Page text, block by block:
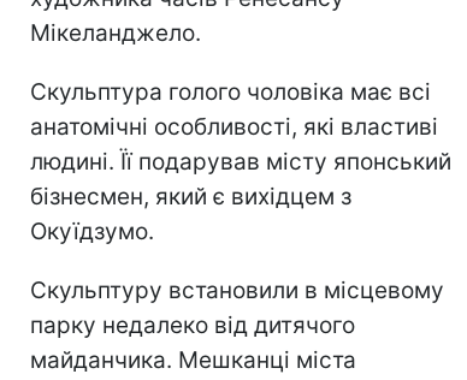
Мікеланджело.
Скульптура голого чоловіка має всі
анатомічні особливості, які властиві
людині. Її подарував місту японський
бізнесмен, який є вихідцем з
Окуїдзумо.
Скульптуру встановили в місцевому
парку недалеко від дитячого
майданчика. Мешканці міста